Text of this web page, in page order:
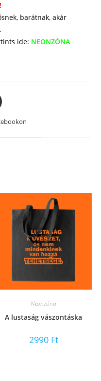
barátnak, akár
ide: NEONZÓNA
Neonzóna
A lustaság vászontáska
2990 Ft